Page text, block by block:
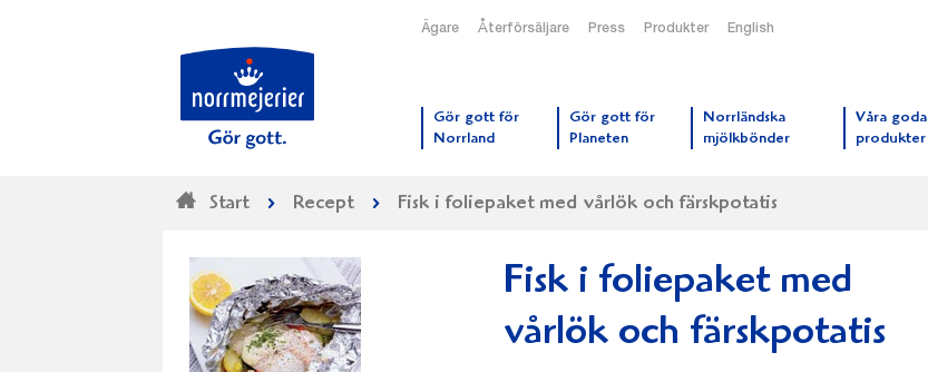
Ägare Återförsäljare Press Produkter English
Gör gott för
Norrland
Gör gott för
Planeten
Norrländska
mjölkbönder
Våra goda
produkter
Start Recept Fisk i foliepaket med vårlök och färskpotatis
Fisk i foliepaket med
vårlök och färskpotatis